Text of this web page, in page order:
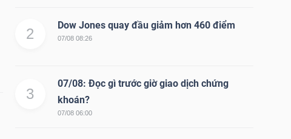
2
Dow Jones quay đầu giảm hơn 460 điểm
07/08 08:26
3
07/08: Đọc gì trước giờ giao dịch chứng
khoán?
07/08 06:00